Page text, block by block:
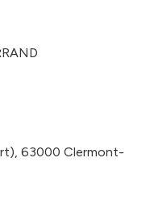
63000 Clermont-